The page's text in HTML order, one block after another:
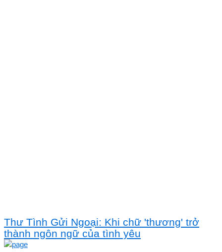
Thư Tình Gửi Ngoại: Khi chữ 'thương' trở
thành ngôn ngữ của tình yêu